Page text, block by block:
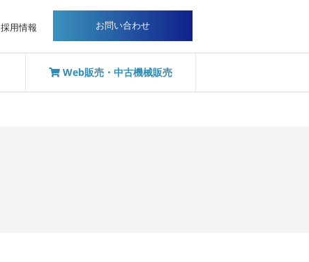
Web販売・中古機械販売
採用情報 お問い合わせ